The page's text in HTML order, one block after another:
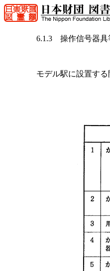
6.1.3 操作信号器具
モデル駅に設置す